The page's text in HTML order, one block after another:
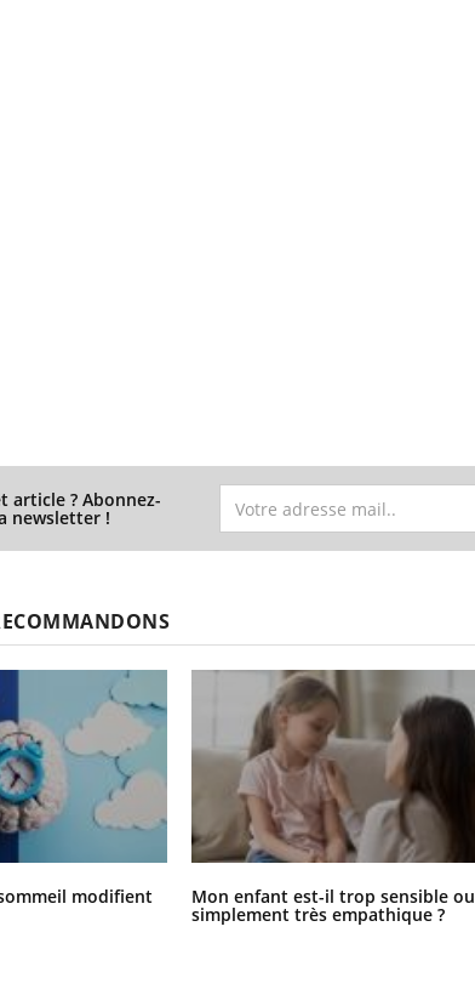
article ? Abonnez-
newsletter !
modifient Mon enfant est-il trop sensible ou
simplement très empathique ?